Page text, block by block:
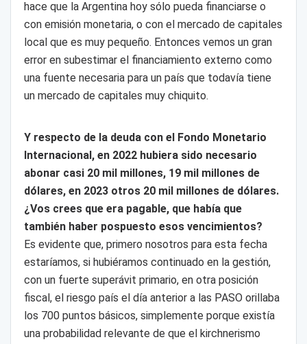
hace que la Argentina hoy sólo pueda financiarse o
con emisión monetaria, o con el mercado de capitales
local que es muy pequeño. Entonces vemos un gran
error en subestimar el financiamiento externo como
una fuente necesaria para un país que todavía tiene
un mercado de capitales muy chiquito.
Y respecto de la deuda con el Fondo Monetario
Internacional, en 2022 hubiera sido necesario
abonar casi 20 mil millones, 19 mil millones de
dólares, en 2023 otros 20 mil millones de dólares.
¿Vos crees que era pagable, que había que
también haber pospuesto esos vencimientos?
Es evidente que, primero nosotros para esta fecha
estaríamos, si hubiéramos continuado en la gestión,
con un fuerte superávit primario, en otra posición
fiscal, el riesgo país el día anterior a las PASO orillaba
los 700 puntos básicos, simplemente porque existía
una probabilidad relevante de que el kirchnerismo